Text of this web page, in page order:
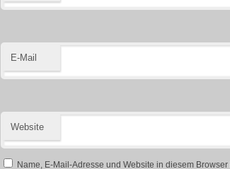
E-Mail
Website
Name, E-Mail-Adresse und Website in diesem